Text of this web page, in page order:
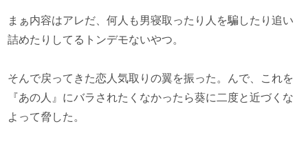
まぁ内容はアレだ、何人も男寝取ったり人を騙したり追い
詰めたりしてるトンデモないやつ。
そんで戻ってきた恋人気取りの翼を振った。んで、これを
『あの人』にバラされたくなかったら葵に二度と近づくな
よって脅した。